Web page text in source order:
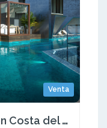
Venta
Proyecto de Inversión en Costa del Este -Apartamentos en Construccion